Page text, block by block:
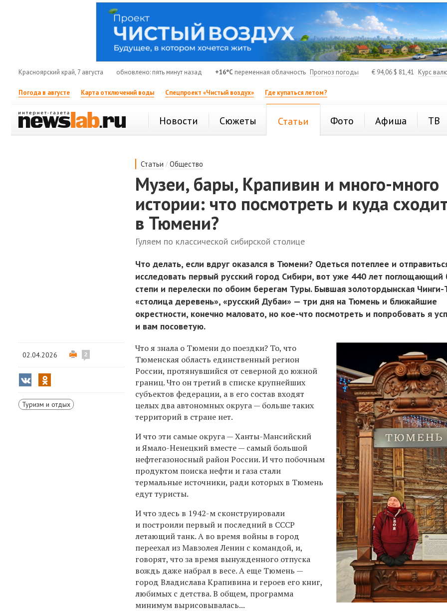
Красноярский край, 7 августа обновлено: пять минут назад +16°C переменная облачность Прогноз погоды € 94,06 $ 81,41 Курс
Погода в августе Карта отключений воды Спецпроект «Чистый воздух» Где купаться летом?
Новости Сюжеты Статьи Фото Афиша ТВ
Статьи /Общество
Музеи, бары, Крапивин и много-много
истории: что посмотреть и куда
в Тюмени?
Гуляем по классической сибирской столице
Что делать, если вдруг оказался в Тюмени? Одеться потеплее и
исследовать первый русский город Сибири, вот уже 440 лет поглощающий
степи и перелески по обоим берегам Туры. Бывшая золотордынская Чинги-
«столица деревень», «русский Дубаи» — три дня на Тюмень и ближайшие
окрестности, конечно маловато, но кое-что посмотреть и попробовать я
и вам посоветую.
02.04.2026 2
Туризм и отдых
Что я знала о Тюмени до поездки? То, что
Тюменская область единственный регион
России, протянувшийся от северной до южной
границ. Что он третий в списке крупнейших
субъектов федерации, а в его состав входят
целых два автономных округа — больше таких
территорий в стране нет.
И что эти самые округа — Ханты-Мансийский
и Ямало-Ненецкий вместе — самый большой
нефтегазоносный район России. И что побочным
продуктом поиска нефти и газа стали
термальные источники, ради которых в Тюмень
едут туристы.
И что здесь в 1942-м сконструировали
и построили первый и последний в СССР
летающий танк. А во время войны в город
переехал из Мавзолея Ленин с командой, и,
говорят, что за время вынужденного отпуска
вождь даже набрал в весе. А еще Тюмень —
город Владислава Крапивина и героев его книг,
любимых с детства. В общем, программа
минимум вырисовывалась...